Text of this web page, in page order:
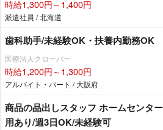
時給1,300円～1,400円
派遣社員 / 北海道
歯科助手/未経験OK・扶養内勤務OK
医療法人クローバー
時給1,200円～1,300円
アルバイト・パート / 大阪府
商品の品出しスタッフ ホームセンタ
用あり/週3日OK/未経験可